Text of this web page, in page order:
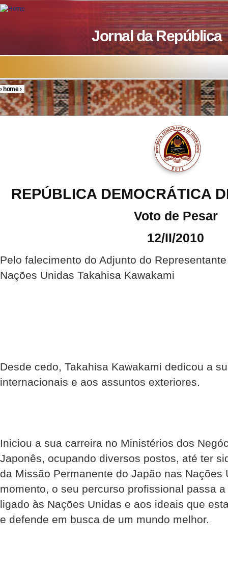
Skip to main content
Jornal da República
You are here
›home›
REPÚBLICA DEMOCRÁTICA
Voto de Pesar
12/II/2010
Pelo falecimento do Adjunto do
Nações Unidas Takahisa Kawakami
Desde cedo, Takahisa Kawakami dedicou a
internacionais e aos assuntos exteriores.
Iniciou a sua carreira no Ministérios dos
Japonês, ocupando diversos postos, até ter
da Missão Permanente do Japão nas Nações
momento, o seu percurso profissional passa
ligado às Nações Unidas e aos ideais que
e defende em busca de um mundo melhor.